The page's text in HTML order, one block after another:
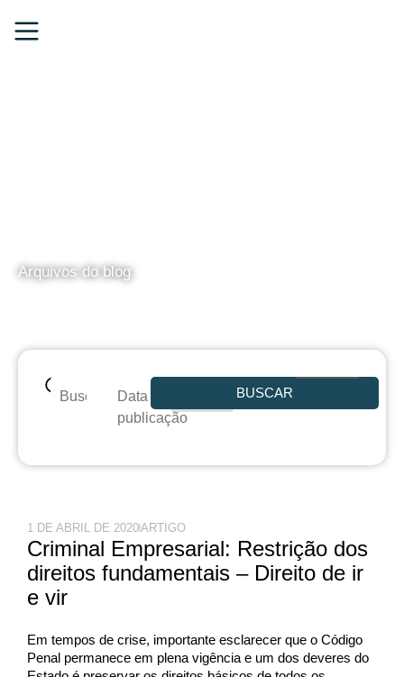
Arquivos do blog
Data de
publicação
BUSCAR
1 DE ABRIL DE 2020ARTIGO
Criminal Empresarial: Restrição dos
direitos fundamentais – Direito de ir
e vir
Em tempos de crise, importante esclarecer que o Código
Penal permanece em plena vigência e um dos deveres do